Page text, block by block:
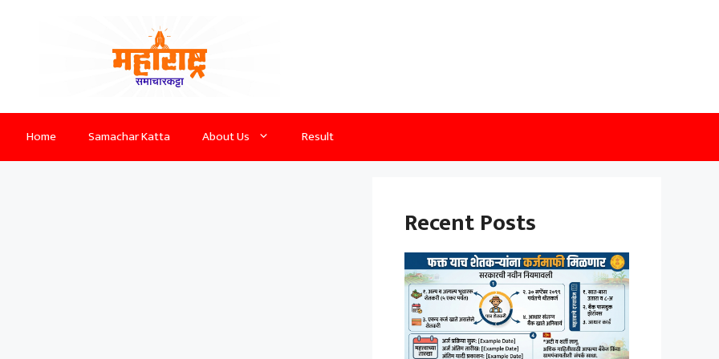
Home Samachar Katta About Us Result
Recent Posts